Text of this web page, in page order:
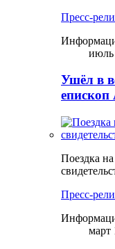
Пресс-
июль
Ушёл в
Поездка
Пресс-
март